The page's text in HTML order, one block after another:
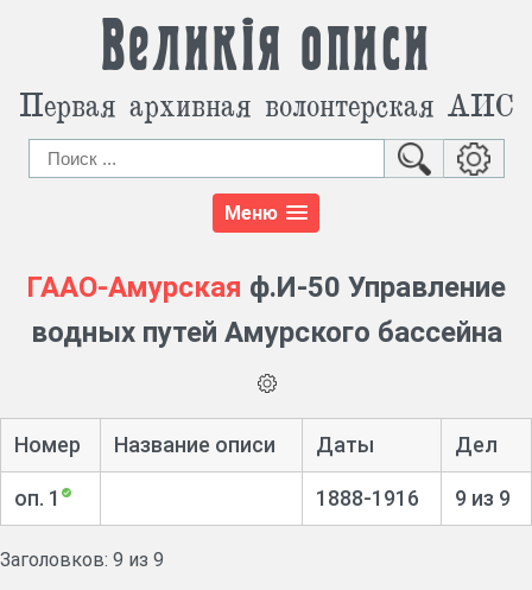
Великія описи
Первая архивная волонтерская АИС
Меню
ГААО-Амурская ф.И-50 Управление
водных путей Амурского бассейна
Номер Название описи Даты Дел
оп. 1 1888-1916 9 из 9
Заголовков: 9 из 9